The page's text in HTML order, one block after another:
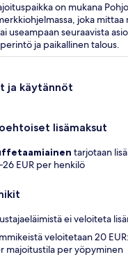
on mukana
joka
useampaan seuraavista
ja paikallinen talous.
ja käytännöt
lisämaksut
tarjotaan
EUR per henkilö
ei veloiteta
veloitetaan 20
majoitustila per yöpyminen